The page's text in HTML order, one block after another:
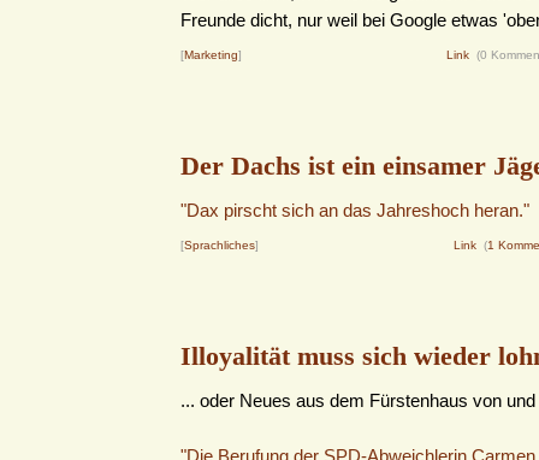
Freunde dicht, nur weil bei Google etwas
[Marketing] Link (0
Der Dachs ist ein einsamer
"Dax pirscht sich an das Jahreshoch heran."
[Sprachliches] Link (1
Illoyalität muss sich wieder
... oder Neues aus dem Fürstenhaus von
"Die Berufung der SPD-Abweichlerin